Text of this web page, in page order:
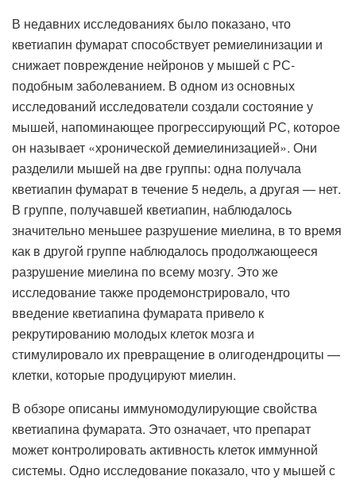
В недавних исследованиях было показано, что
кветиапин фумарат способствует ремиелинизации и
снижает повреждение нейронов у мышей с РС-
подобным заболеванием. В одном из основных
исследований исследователи создали состояние у
мышей, напоминающее прогрессирующий РС, которое
он называет «хронической демиелинизацией». Они
разделили мышей на две группы: одна получала
кветиапин фумарат в течение 5 недель, а другая — нет.
В группе, получавшей кветиапин, наблюдалось
значительно меньшее разрушение миелина, в то время
как в другой группе наблюдалось продолжающееся
разрушение миелина по всему мозгу. Это же
исследование также продемонстрировало, что
введение кветиапина фумарата привело к
рекрутированию молодых клеток мозга и
стимулировало их превращение в олигодендроциты —
клетки, которые продуцируют миелин.
В обзоре описаны иммуномодулирующие свойства
кветиапина фумарата. Это означает, что препарат
может контролировать активность клеток иммунной
системы. Одно исследование показало, что у мышей с